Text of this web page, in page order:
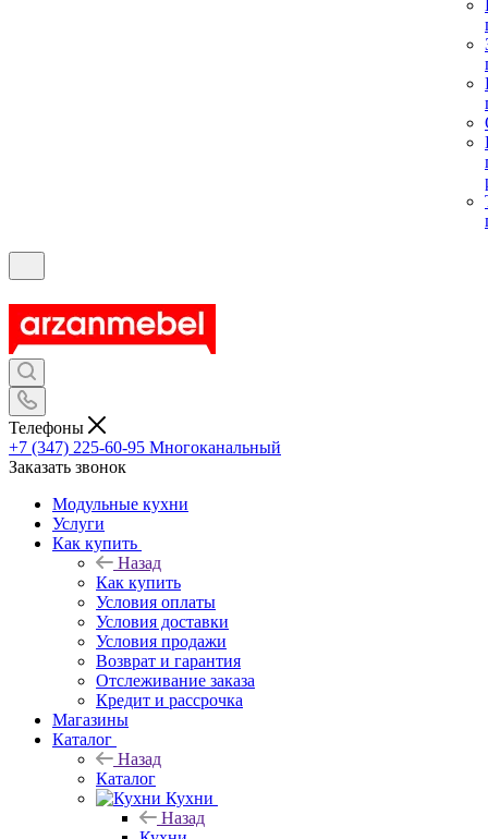
Телефоны
+7 (347) 225-60-95 Многоканальный
Заказать звонок
Модульные кухни
Услуги
Как купить
Назад
Как купить
Условия оплаты
Условия доставки
Условия продажи
Возврат и гарантия
Отслеживание заказа
Кредит и рассрочка
Магазины
Каталог
Назад
Каталог
Кухни
Назад